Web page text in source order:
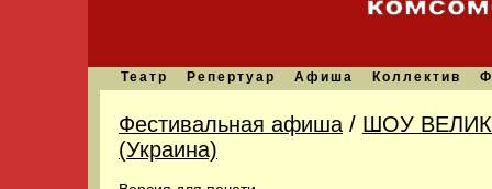
Театр Репертуар Афиша Коллектив
Фестивальная афиша / ШОУ
(Украина)